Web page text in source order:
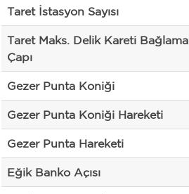
Taret İstasyon Sayısı
Taret Maks. Delik Kareti Bağlama
Çapı
Gezer Punta Koniği
Gezer Punta Koniği Hareketi
Gezer Punta Hareketi
Eğik Banko Açısı